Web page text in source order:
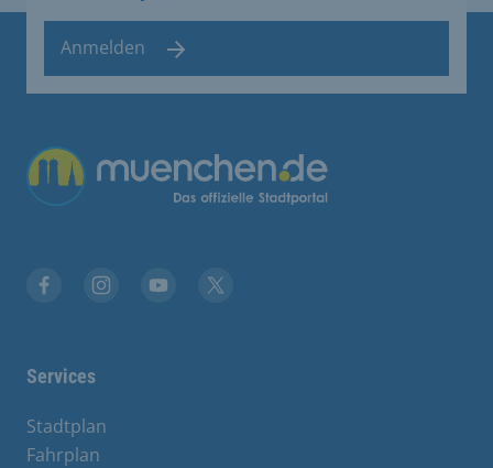
Anmelden
Übergreifende Links
Services
Stadtplan
Fahrplan